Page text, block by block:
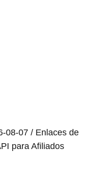
08-07 / Enlaces de
para Afiliados